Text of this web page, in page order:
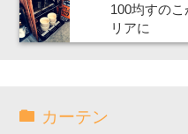
100均すの
リアに
カーテン